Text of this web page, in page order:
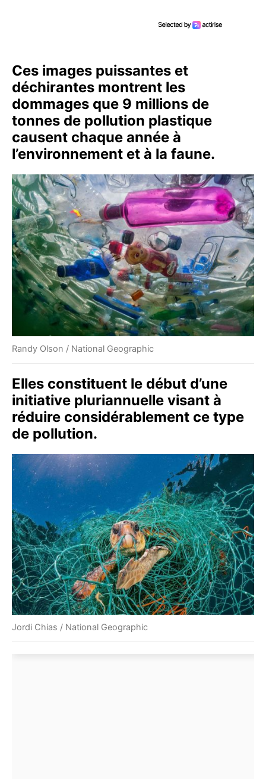
Ces images puissantes et
déchirantes montrent les
dommages que 9 millions de
tonnes de pollution plastique
causent chaque année à
l’environnement et à la faune.
Randy Olson / National Geographic
Elles constituent le début d’une
initiative pluriannuelle visant à
réduire considérablement ce type
de pollution.
Jordi Chias / National Geographic